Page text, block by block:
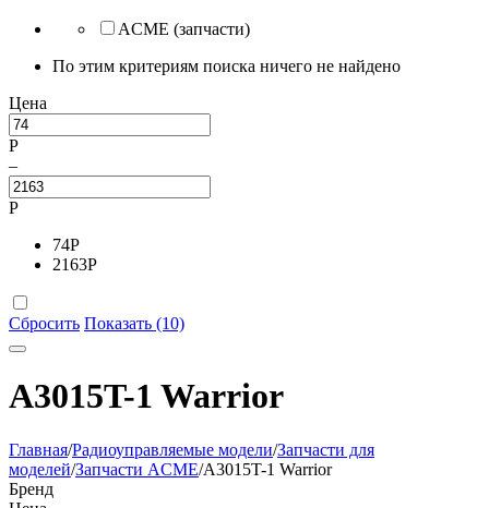
ACME (запчасти)
По этим критериям поиска ничего не найдено
Цена
Р
–
Р
74Р
2163Р
Сбросить Показать (10)
A3015T-1 Warrior
Главная/Радиоуправляемые модели/Запчасти для
моделей/Запчасти ACME/A3015T-1 Warrior
Бренд